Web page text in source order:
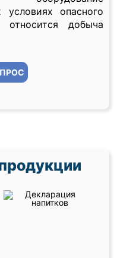
условиях опасного
относится добыча